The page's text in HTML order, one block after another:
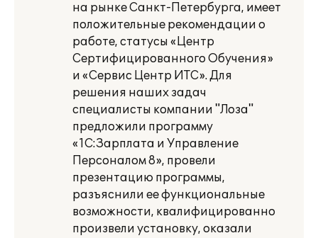
на рынке Санкт-Петербурга, имеет
положительные рекомендации о
работе, статусы «Центр
Сертифицированного Обучения»
и «Сервис Центр ИТС». Для
решения наших задач
специалисты компании "Лоза"
предложили программу
«1С:Зарплата и Управление
Персоналом 8», провели
презентацию программы,
разъяснили ее функциональные
возможности, квалифицированно
произвели установку, оказали